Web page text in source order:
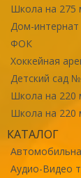
Школа на 275
Дом-интернат
ФОК
Хоккейная
Детский сад
Школа на 220
Школа на 220
КАТАЛОГ
Аудио-Видео